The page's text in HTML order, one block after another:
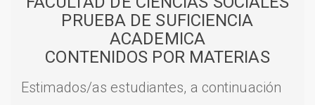
PRUEBA DE SUFICIENCIA
ACADEMICA
CONTENIDOS POR MATERIAS
Estimados/as estudiantes, a continuación